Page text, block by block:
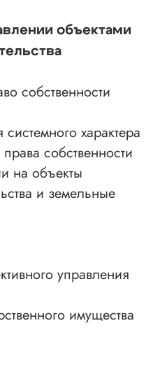
объектами
собственности
характера
собственности
на объекты
и земельные
управления
имущества